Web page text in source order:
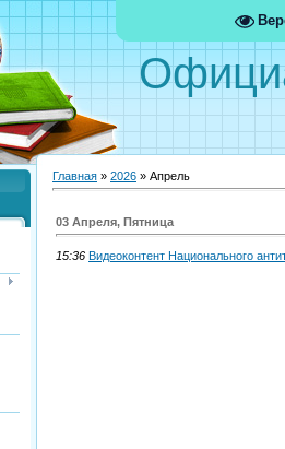
Главная » 2026 » Апрель
03 Апреля, Пятница
15:36 Видеоконтент Национального